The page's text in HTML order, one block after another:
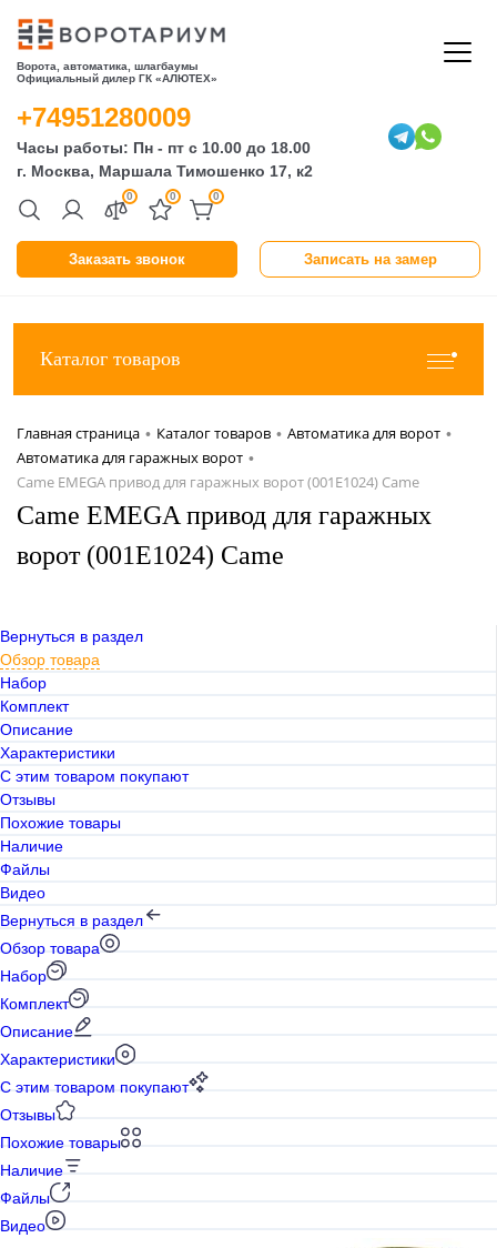
Ворота, автоматика, шлагбаумы
Официальный дилер ГК «АЛЮТЕХ»
Заказать звонок Записать на замер
0 0 0
+74951280009
Часы работы: Пн - пт с 10.00 до 18.00
г. Москва, Маршала Тимошенко 17, к2
Каталог товаров
Главная страница • Каталог товаров • Автоматика для ворот •
Автоматика для гаражных ворот •
Came EMEGA привод для гаражных ворот (001E1024) Came
Came EMEGA привод для гаражных
ворот (001E1024) Came
Вернуться в раздел
Обзор товара
Набор
Комплект
Описание
Характеристики
С этим товаром покупают
Отзывы
Похожие товары
Наличие
Файлы
Видео
Вернуться в раздел
Обзор товара
Набор
Комплект
Описание
Характеристики
С этим товаром покупают
Отзывы
Похожие товары
Наличие
Файлы
Видео